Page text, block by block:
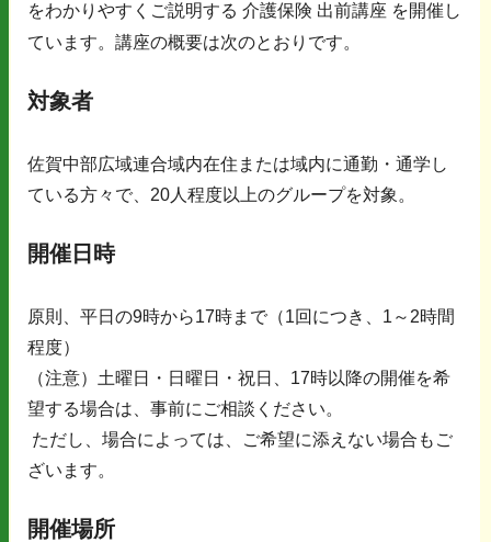
をわかりやすくご説明する 介護保険 出前講座 を開催し
ています。講座の概要は次のとおりです。
対象者
佐賀中部広域連合域内在住または域内に通勤・通学し
ている方々で、20人程度以上のグループを対象。
開催日時
原則、平日の9時から17時まで（1回につき、1～2時間
程度）
（注意）土曜日・日曜日・祝日、17時以降の開催を希
望する場合は、事前にご相談ください。
ただし、場合によっては、ご希望に添えない場合もご
ざいます。
開催場所